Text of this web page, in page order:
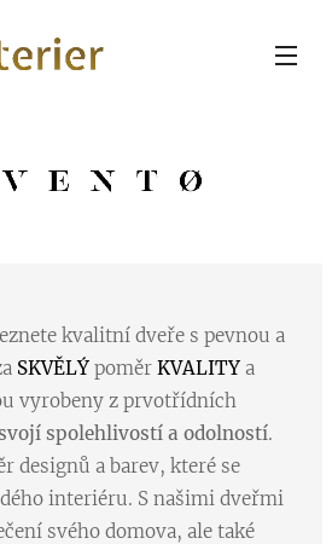
kvalitní dveře s pevnou a
SKVĚLÝ poměr KVALITY a
vyrobeny z prvotřídních
spolehlivostí a odolností.
designů a barev, které se
interiéru. S našimi dveřmi
svého domova, ale také